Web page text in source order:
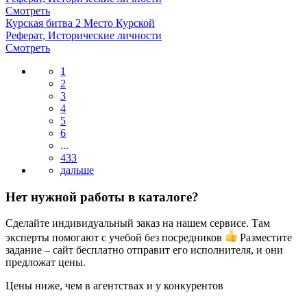
Смотреть
Курская битва 2 Место Курской
Реферат, Исторические личности
Смотреть
1
2
3
4
5
6
...
433
Нет нужной работы в каталоге?
Сделайте индивидуальный заказ на нашем сервисе. Там
эксперты помогают с учебой без посредников
Разместите
задание – сайт бесплатно отправит его исполнителя, и они
предложат цены.
Цены ниже, чем в агентствах и у конкурентов